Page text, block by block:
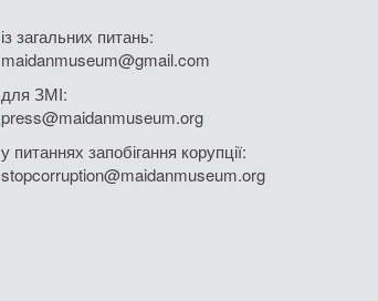
із загальних питань:
maidanmuseum@gmail.com
для ЗМІ:
press@maidanmuseum.org
у питаннях запобігання корупції:
stopcorruption@maidanmuseum.org